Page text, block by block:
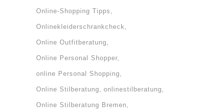
Online-Shopping Tipps
Onlinekleiderschrankcheck
Online Outfitberatung
Online Personal Shopper
online Personal Shopping
Online Stilberatung onlinestilberatung
Online Stilberatung Bremen